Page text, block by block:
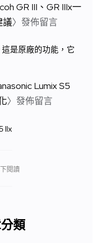
GR III、GR IIIx一
議〉發佈留言
是原廠的功能，它
Lumix S5
〉發佈留言
IIx
閱讀
類